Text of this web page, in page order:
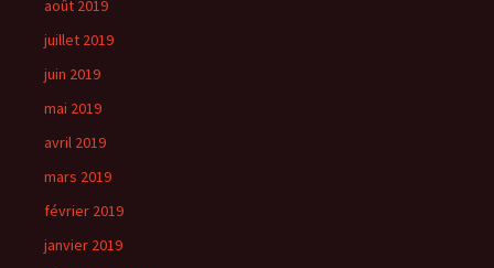
août 2019
juillet 2019
juin 2019
mai 2019
avril 2019
mars 2019
février 2019
janvier 2019